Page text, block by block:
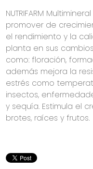
NUTRIFARM
promover de
el rendimiento y la
planta en sus
como: floración,
además mejora la
estrés como
insectos,
y sequía. Estimula el
brotes, raíces y frutos.